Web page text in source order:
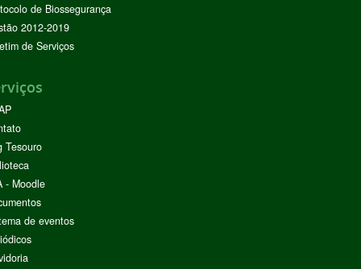
de Biossegurança
2012-2019
de Serviços
Tesouro
- Moodle
de eventos